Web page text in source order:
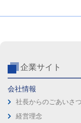
企業サイト
会社情報
社長からのごあいさつ
経営理念